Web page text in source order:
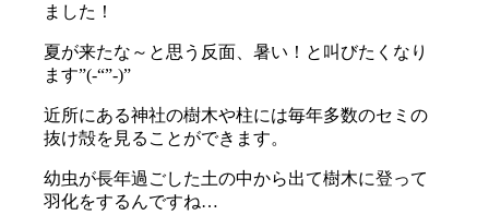
ました！
夏が来たな～と思う反面、暑い！と叫びたくなり
ます”(-“”-)”
近所にある神社の樹木や柱には毎年多数のセミの
抜け殻を見ることができます。
幼虫が長年過ごした土の中から出て樹木に登って
羽化をするんですね…